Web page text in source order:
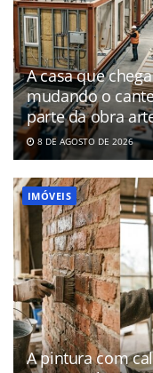
A casa que
mudando o
parte da obra
8 DE AGOSTO DE 2026
IMÓVEIS
A pintura com